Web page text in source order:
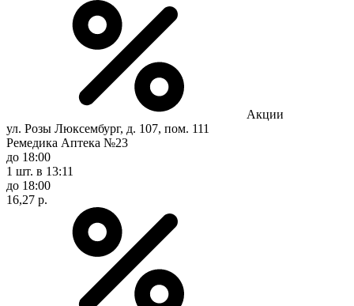
Акции
ул. Розы Люксембург, д. 107, пом. 111
Ремедика Аптека №23
до 18:00
1 шт. в 13:11
до 18:00
16,27 р.